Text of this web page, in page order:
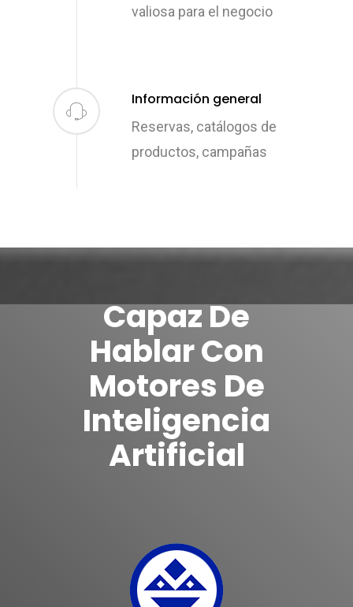
valiosa para el negocio
Información general
Reservas, catálogos de
productos, campañas
Capaz De
Hablar Con
Motores De
Inteligencia
Artificial
Demo.
Inicio
Contacto